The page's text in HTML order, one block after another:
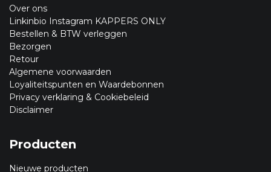
Over ons
Linkinbio Instagram KAPPERS ONLY
Bestellen & BTW verleggen
Bezorgen
Retour
Algemene voorwaarden
Loyaliteitspunten en Waardebonnen
Privacy verklaring & Cookiebeleid
Disclaimer
Producten
Nieuwe producten